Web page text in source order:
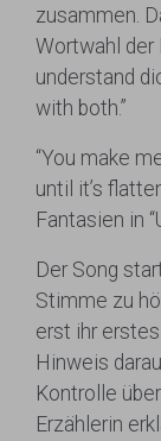
zusammen.
Wortwahl der
understand
with both.”
“You make
until it’s
Fantasien in
Der Song
Stimme zu
erst ihr
Hinweis
Kontrolle
Erzählerin